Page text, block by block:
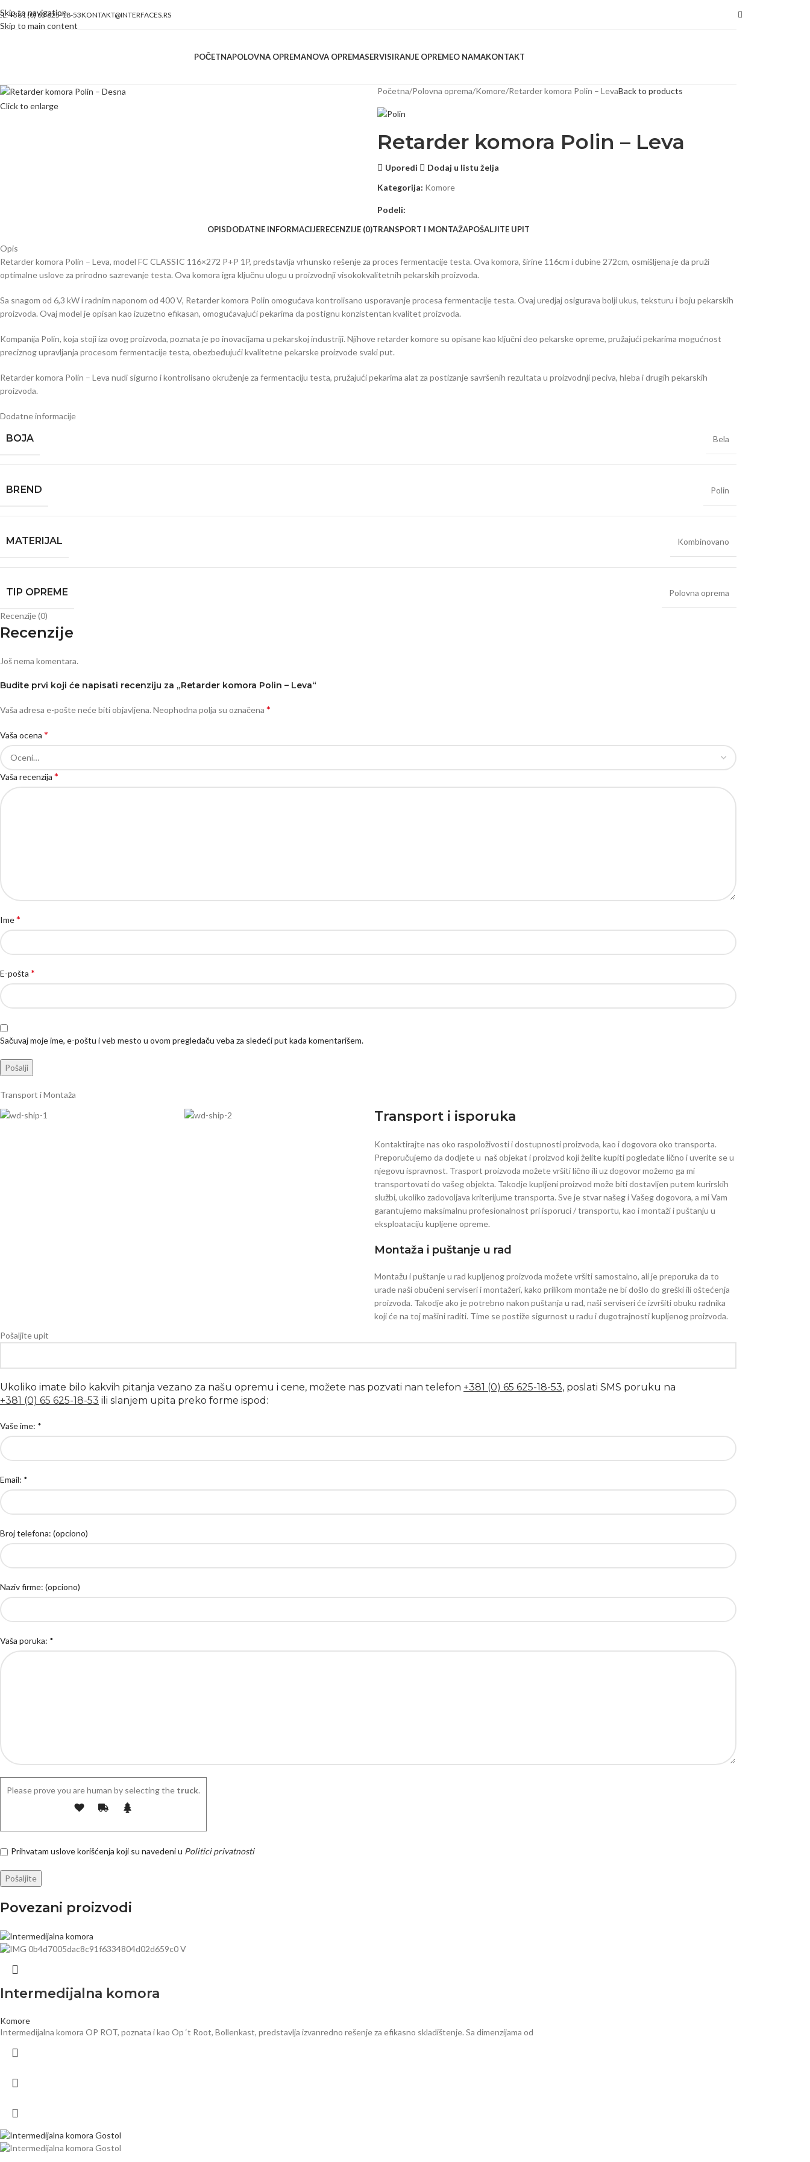
Skip to navigation
Skip to main content
+381 (0) 65 625-18-53KONTAKT@INTERFACES.RS
POČETNAPOLOVNA OPREMANOVA OPREMASERVISIRANJE OPREMEO NAMAKONTAKT
Click to enlarge
Početna Polovna oprema Komore Retarder komora Polin – LevaBack to products
Retarder komora Polin – Leva
Uporedi
Dodaj u listu želja
Kategorija: Komore
Podeli:
OPISDODATNE INFORMACIJERECENZIJE (0)TRANSPORT I MONTAŽAPOŠALJITE UPIT
Opis
Retarder komora Polin – Leva, model FC CLASSIC 116×272 P+P 1P, predstavlja vrhunsko rešenje za proces fermentacije testa. Ova komora, širine 116cm i dubine 272cm, osmišljena je da pruži
optimalne uslove za prirodno sazrevanje testa. Ova komora igra ključnu ulogu u proizvodnji visokokvalitetnih pekarskih proizvoda.
Sa snagom od 6,3 kW i radnim naponom od 400 V, Retarder komora Polin omogućava kontrolisano usporavanje procesa fermentacije testa. Ovaj uredjaj osigurava bolji ukus, teksturu i boju pekarskih
proizvoda. Ovaj model je opisan kao izuzetno efikasan, omogućavajući pekarima da postignu konzistentan kvalitet proizvoda.
Kompanija Polin, koja stoji iza ovog proizvoda, poznata je po inovacijama u pekarskoj industriji. Njihove retarder komore su opisane kao ključni deo pekarske opreme, pružajući pekarima mogućnost
preciznog upravljanja procesom fermentacije testa, obezbeđujući kvalitetne pekarske proizvode svaki put.
Retarder komora Polin – Leva nudi sigurno i kontrolisano okruženje za fermentaciju testa, pružajući pekarima alat za postizanje savršenih rezultata u proizvodnji peciva, hleba i drugih pekarskih
proizvoda.
Dodatne informacije
BOJA Bela
BRЕND Polin
MATERIJAL Kombinovano
TIP OPREME Polovna oprema
Recenzije (0)
Recenzije
Još nema komentara.
Budite prvi koji će napisati recenziju za „Retarder komora Polin – Leva“
Vaša adresa e-pošte neće biti objavljena.Neophodna polja su označena *
Vaša ocena *
Vaša recenzija *
Ime*
E-pošta *
Sačuvaj moje ime, e-poštu i veb mesto u ovom pregledaču veba za sledeći put kada komentarišem.
Transport i Montaža
Transport i isporuka
Kontaktirajte nas oko raspoloživosti i dostupnosti proizvoda, kao i dogovora oko transporta.
Preporučujemo da dodjete u naš objekat i proizvod koji želite kupiti pogledate lično i uverite se u
njegovu ispravnost. Trasport proizvoda možete vršiti lično ili uz dogovor možemo ga mi
transportovati do vašeg objekta. Takodje kupljeni proizvod može biti dostavljen putem kurirskih
službi, ukoliko zadovoljava kriterijume transporta. Sve je stvar našeg i Vašeg dogovora, a mi Vam
garantujemo maksimalnu profesionalnost pri isporuci / transportu, kao i montaži i puštanju u
eksploataciju kupljene opreme.
Montaža i puštanje u rad
Montažu i puštanje u rad kupljenog proizvoda možete vršiti samostalno, ali je preporuka da to
urade naši obučeni serviseri i montažeri, kako prilikom montaže ne bi došlo do greški ili oštećenja
proizvoda. Takodje ako je potrebno nakon puštanja u rad, naši serviseri će izvršiti obuku radnika
koji će na toj mašini raditi. Time se postiže sigurnost u radu i dugotrajnosti kupljenog proizvoda.
Pošaljite upit
Ukoliko imate bilo kakvih pitanja vezano za našu opremu i cene, možete nas pozvati nan telefon +381 (0) 65 625-18-53, poslati SMS poruku na
+381 (0) 65 625-18-53 ili slanjem upita preko forme ispod:
Vaše ime: *
Email: *
Broj telefona: (opciono)
Naziv firme: (opciono)
Vaša poruka: *
Please prove you are human by selecting the truck.
Prihvatam uslove korišćenja koji su navedeni u Politici privatnosti
Povezani proizvodi
Intermedijalna komora
Komore
Intermedijalna komora OP ROT, poznata i kao Op ‘t Root, Bollenkast, predstavlja izvanredno rešenje za efikasno skladištenje. Sa dimenzijama od